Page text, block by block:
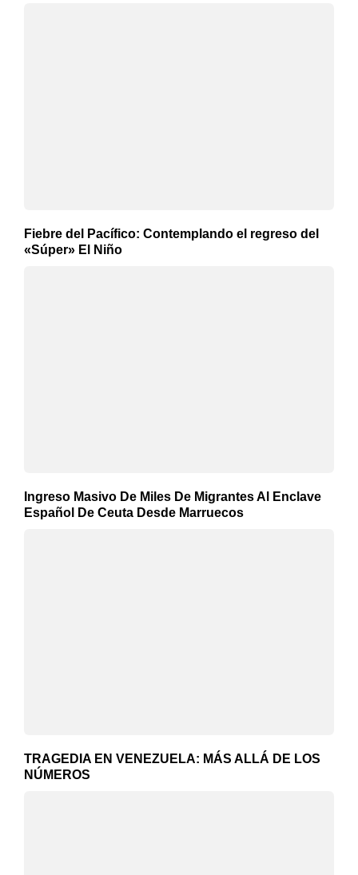
Fiebre del Pacífico: Contemplando el regreso del
«Súper» El Niño
Ingreso Masivo De Miles De Migrantes Al Enclave
Español De Ceuta Desde Marruecos
TRAGEDIA EN VENEZUELA: MÁS ALLÁ DE LOS
NÚMEROS